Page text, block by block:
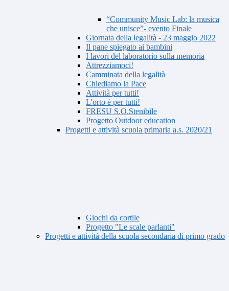
“Community Music Lab: la musica
che unisce”- evento Finale
Giornata della legalità - 23 maggio 2022
Il pane spiegato ai bambini
I lavori del laboratorio sulla memoria
Attrezziamoci!
Camminata della legalità
Chiediamo la Pace
Attività per tutti!
L'orto è per tutti!
FRESU S.O.Stenibile
Progetto Outdoor education
Progetti e attività scuola primaria a.s. 2020/21
Giochi da cortile
Progetto "Le scale parlanti"
Progetti e attività della scuola secondaria di primo grado